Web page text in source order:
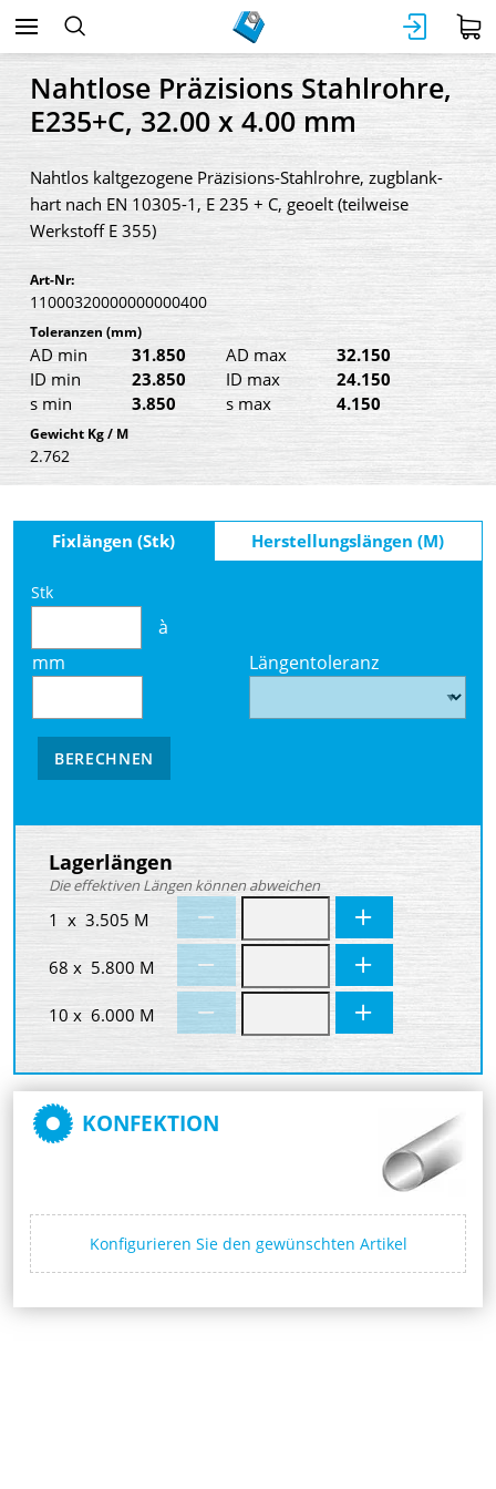
Nahtlose Präzisions Stahlrohre,
E235+C, 32.00 x 4.00 mm
Nahtlos kaltgezogene Präzisions-Stahlrohre, zugblank-
hart nach EN 10305-1, E 235 + C, geoelt (teilweise
Werkstoff E 355)
Art-Nr:
11000320000000000400
Toleranzen (mm)
AD min 31.850 AD max
32.150
ID min
23.850 ID max
24.150
s min
3.850 s max 4.150
Gewicht Kg / M
2.762
Fixlängen (Stk) Herstellungslängen (M)
Stk
à
mm
Längentoleranz
BERECHNEN
Lagerlängen
Die effektiven Längen können abweichen
1 x 3.505 M
68 x 5.800 M
10 x 6.000 M
KONFEKTION
Konfigurieren Sie den gewünschten Artikel